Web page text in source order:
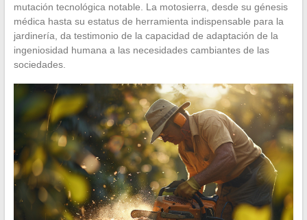
mutación tecnológica notable. La motosierra, desde su génesis
médica hasta su estatus de herramienta indispensable para la
jardinería, da testimonio de la capacidad de adaptación de la
ingeniosidad humana a las necesidades cambiantes de las
sociedades.